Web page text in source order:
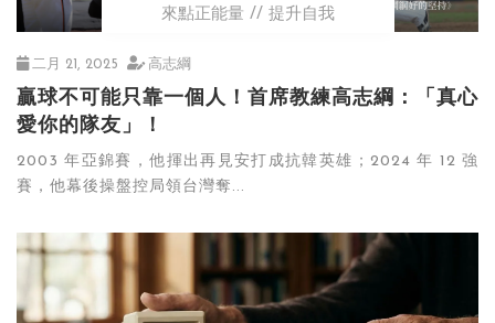
來點正能量 提升自我
二月 21, 2025 高志綱
贏球不可能只靠一個人！首席教練高志綱：「真心
愛你的隊友」！
2003 年亞錦賽，他揮出再見安打成抗韓英雄；2024 年 12 強
賽，他幕後操盤控局領台灣奪...